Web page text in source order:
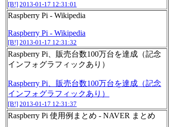
[B!] 2013-01-17 12:31:01
Raspberry Pi - Wikipedia
Raspberry Pi - Wikipedia
[B!] 2013-01-17 12:31:32
Raspberry Pi、販売台数100万台を達成（記念
インフォグラフィックあり）
Raspberry Pi、販売台数100万台を達成（記念
インフォグラフィックあり）
[B!] 2013-01-17 12:31:37
Raspberry Pi 使用例まとめ - NAVER まとめ